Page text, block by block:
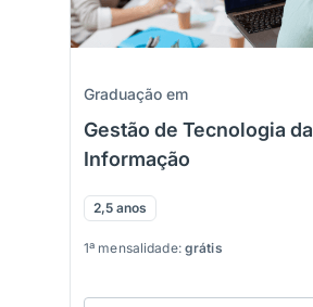
Graduação em
Gestão de Tecnologia da
Informação
2,5 anos
1ª mensalidade: grátis